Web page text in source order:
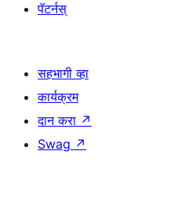
पॅटर्नस्
सहभागी व्हा
कार्यक्रम
दान करा ↗
Swag ↗